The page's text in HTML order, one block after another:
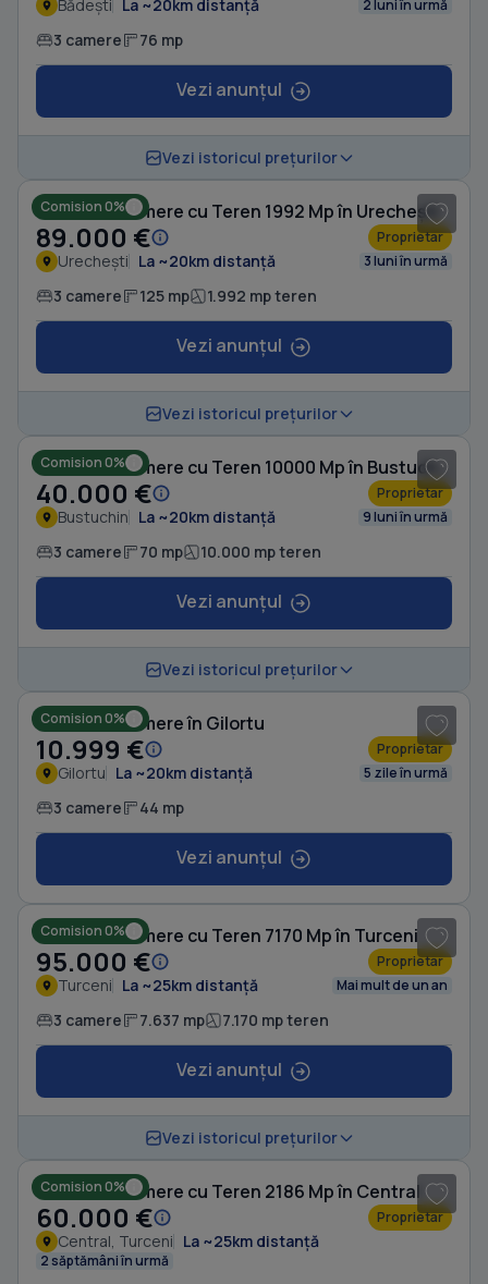
Bădești La ~20km distanță 2 luni în urmă
3 camere 76 mp
Vezi anunțul
Vezi istoricul prețurilor
Comision 0%
Casă cu 3 camere cu Teren 1992 Mp în Urechești
89.000 € Proprietar
Urechești La ~20km distanță 3 luni în urmă
3 camere 125 mp 1.992 mp teren
Vezi anunțul
Vezi istoricul prețurilor
Comision 0% Casă cu 3 camere cu Teren 10000 Mp în Bustuchin
40.000 € Proprietar
Bustuchin La ~20km distanță 9 luni în urmă
3 camere 70 mp 10.000 mp teren
Vezi anunțul
Vezi istoricul prețurilor
Comision 0%
Casă cu 3 camere în Gilortu
10.999 € Proprietar
Gilortu La ~20km distanță 5 zile în urmă
3 camere 44 mp
Vezi anunțul
Comision 0%
Casă cu 3 camere cu Teren 7170 Mp în Turceni
95.000 € Proprietar
Turceni La ~25km distanță Mai mult de un an
3 camere 7.637 mp 7.170 mp teren
Vezi anunțul
Vezi istoricul prețurilor
Comision 0%
Casă cu 3 camere cu Teren 2186 Mp în Central
60.000 € Proprietar
Central, Turceni La ~25km distanță
2 săptămâni în urmă